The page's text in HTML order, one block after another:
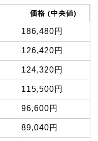
価格 (中央値)
186,480円
126,420円
124,320円
115,500円
96,600円
89,040円